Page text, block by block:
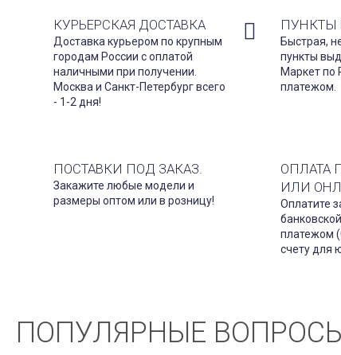
КУРЬЕРСКАЯ ДОСТАВКА
Доставка курьером по крупным
городам России с оплатой
наличными при получении.
Москва и Санкт-Петербург всего
- 1-2 дня!
ПУНКТЫ
Быстрая,
пункты
Маркет по
платежом.
ПОСТАВКИ ПОД ЗАКАЗ.
Закажите любые модели и
размеры оптом или в розницу!
ОПЛАТА
ИЛИ
Оплатите
платежом
счету для
ПОПУЛЯРНЫЕ